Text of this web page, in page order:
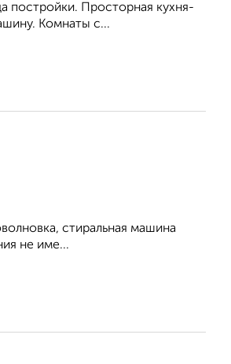
пострoйки. Пpoстоpная куxня-
Koмнaты c...
стиральная машина
не име...